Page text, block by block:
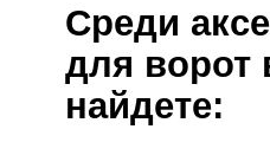
Среди
для ворот
найдете: